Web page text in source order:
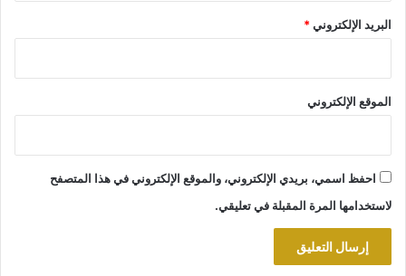
البريد الإلكتروني*
الموقع الإلكتروني
احفظ اسمي، بريدي الإلكتروني، والموقع الإلكتروني في هذا المتصفح
لاستخدامها المرة المقبلة في تعليقي.